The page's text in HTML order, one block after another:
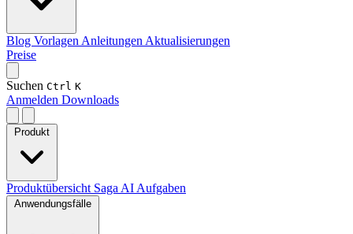
Blog Vorlagen Anleitungen Aktualisierungen
Preise
Suchen Ctrl K
Anmelden Downloads
Produktübersicht Saga AI Aufgaben